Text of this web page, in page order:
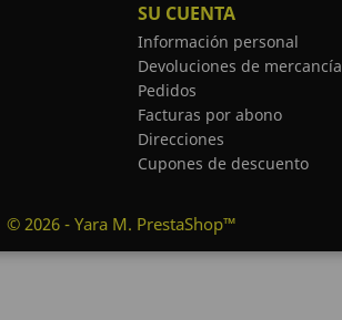
SU CUENTA
Información personal
Devoluciones de mercancía
Pedidos
Facturas por abono
Direcciones
Cupones de descuento
© 2026 - Yara M. PrestaShop™